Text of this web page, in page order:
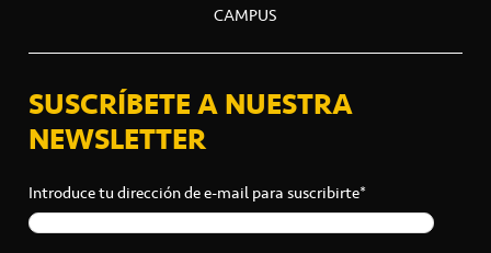
CAMPUS
SUSCRÍBETE A NUESTRA
NEWSLETTER
Introduce tu dirección de e-mail para suscribirte*